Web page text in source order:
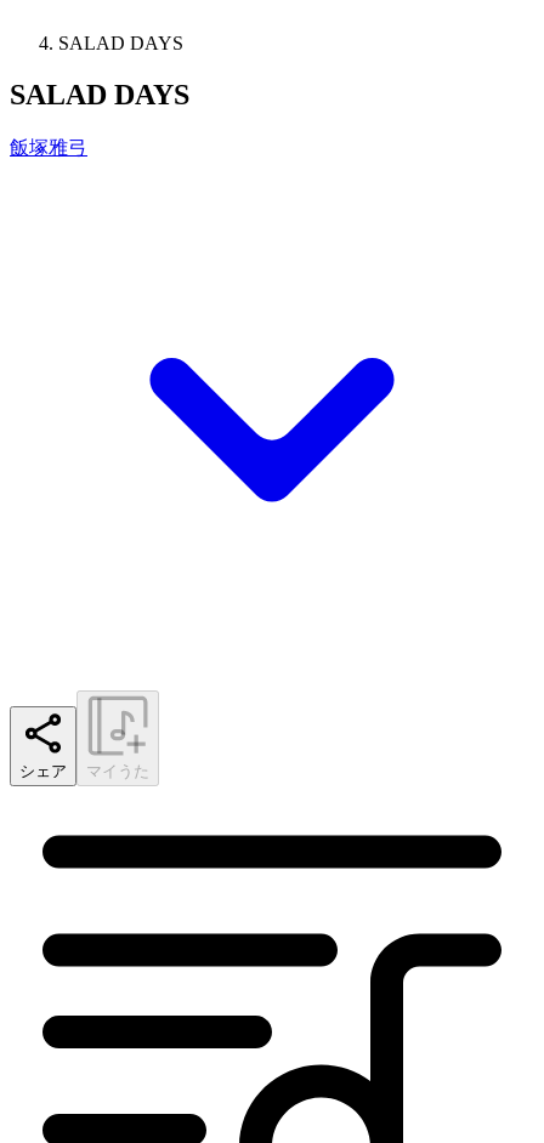
SALAD DAYS
SALAD DAYS
飯塚雅弓
シェア マイうた